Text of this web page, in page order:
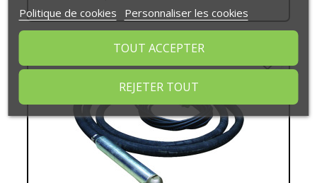
favorite_border
Politique de cookies Personnaliser les cookies
REJETER TOUT
TOUT ACCEPTER